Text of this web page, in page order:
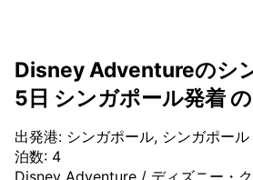
Disney Adventureのシ
5日 シンガポール発着
出発港: シンガポール, シンガポール
泊数: 4
Disney Adventure / ディズニー・